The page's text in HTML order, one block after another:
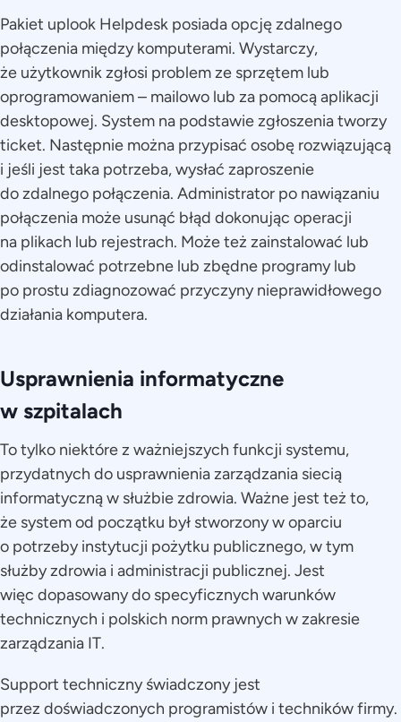
Pakiet uplook Helpdesk posiada opcję zdalnego
połączenia między komputerami. Wystarczy,
że użytkownik zgłosi problem ze sprzętem lub
oprogramowaniem – mailowo lub za pomocą aplikacji
desktopowej. System na podstawie zgłoszenia tworzy
ticket. Następnie można przypisać osobę rozwiązującą
i jeśli jest taka potrzeba, wysłać zaproszenie
do zdalnego połączenia. Administrator po nawiązaniu
połączenia może usunąć błąd dokonując operacji
na plikach lub rejestrach. Może też zainstalować lub
odinstalować potrzebne lub zbędne programy lub
po prostu zdiagnozować przyczyny nieprawidłowego
działania komputera.
Usprawnienia informatyczne
w szpitalach
To tylko niektóre z ważniejszych funkcji systemu,
przydatnych do usprawnienia zarządzania siecią
informatyczną w służbie zdrowia. Ważne jest też to,
że system od początku był stworzony w oparciu
o potrzeby instytucji pożytku publicznego, w tym
służby zdrowia i administracji publicznej. Jest
więc dopasowany do specyficznych warunków
technicznych i polskich norm prawnych w zakresie
zarządzania IT.
Support techniczny świadczony jest
przez doświadczonych programistów i techników firmy.